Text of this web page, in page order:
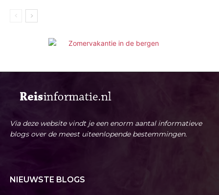
Via deze website vindt je een enorm aantal informatieve
blogs over de meest uiteenlopende bestemmingen.
NIEUWSTE BLOGS